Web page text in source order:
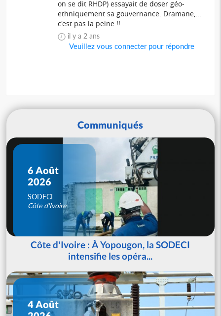
on se dit RHDP) essayait de doser géo-
ethniquement sa gouvernance. Dramane,...
c'est pas la peine !!
il y a 2 ans
Veuillez vous connecter pour répondre
Communiqués
6 Août
2026
SODECI
Côte d'Ivoire
Côte d'Ivoire : À Yopougon, la SODECI
intensifie les opéra...
4 Août